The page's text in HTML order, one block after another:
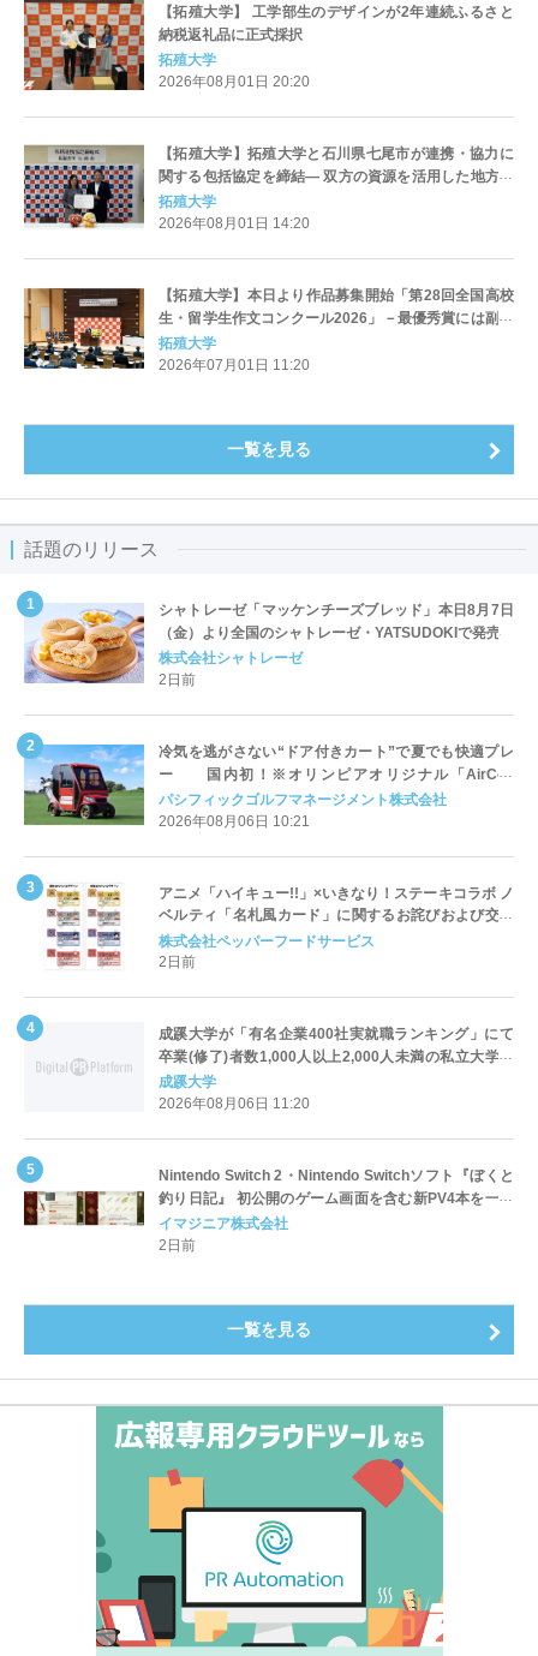
【拓殖⼤学】 ⼯学部⽣のデザインが2年連続ふるさと
納税返礼品に正式採択
拓殖大学
2026年08月01日 20:20
【拓殖大学】拓殖大学と石川県七尾市が連携・協力に
関する包括協定を締結― 双方の資源を活用した地方創
生の実現および教育・学術研を推進 ―
拓殖大学
2026年08月01日 14:20
【拓殖大学】本日より作品募集開始「第28回全国高校
生・留学生作文コンクール2026」－最優秀賞には副賞
20万円！
拓殖大学
2026年07月01日 11:20
一覧を見る
話題のリリース
シャトレーゼ「マッケンチーズブレッド」本日8月7日
（金）より全国のシャトレーゼ・YATSUDOKIで発売
株式会社シャトレーゼ
2日前
冷気を逃がさない“ドア付きカート”で夏でも快適プレ
ー 国内初！※オリンピアオリジナル「AirCon
Cart（エアコンカート）」導入 | ＰＧＭ
パシフィックゴルフマネージメント株式会社
2026年08月06日 10:21
アニメ「ハイキュー!!」×いきなり！ステーキコラボ ノ
ベルティ「名札風カード」に関するお詫びおよび交換
対応についてのご案内
株式会社ペッパーフードサービス
2日前
成蹊大学が「有名企業400社実就職ランキング」にて
卒業(修了)者数1,000人以上2,000人未満の私立大学で
全国第1位を獲得！～実就職率は26.5%（前年比＋
4.3pt）に伸長、東京の私立大学でも10位にランクイン
成蹊大学
2026年08月06日 11:20
Nintendo Switch 2・Nintendo Switchソフト『ぼくと
釣り日記』 初公開のゲーム画面を含む新PV4本を一挙
公開！
イマジニア株式会社
2日前
一覧を見る